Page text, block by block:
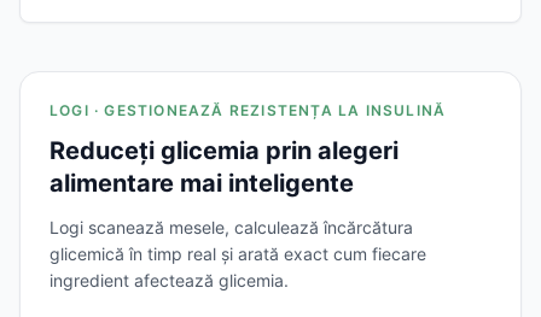
LOGI · GESTIONEAZĂ REZISTENȚA LA INSULINĂ
Reduceți glicemia prin alegeri
alimentare mai inteligente
Logi scanează mesele, calculează încărcătura
glicemică în timp real și arată exact cum fiecare
ingredient afectează glicemia.